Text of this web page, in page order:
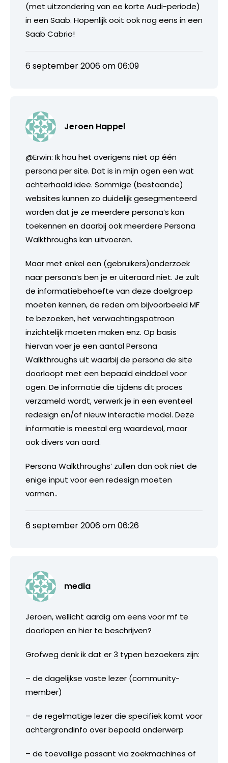
(met uitzondering van ee korte Audi-periode)
in een Saab. Hopenlijk ooit ook nog eens in een
Saab Cabrio!
6 september 2006 om 06:09
Jeroen Happel
@Erwin: Ik hou het overigens niet op één
persona per site. Dat is in mijn ogen een wat
achterhaald idee. Sommige (bestaande)
websites kunnen zo duidelijk gesegmenteerd
worden dat je ze meerdere persona’s kan
toekennen en daarbij ook meerdere Persona
Walkthroughs kan uitvoeren.
Maar met enkel een (gebruikers)onderzoek
naar persona’s ben je er uiteraard niet. Je zult
de informatiebehoefte van deze doelgroep
moeten kennen, de reden om bijvoorbeeld MF
te bezoeken, het verwachtingspatroon
inzichtelijk moeten maken enz. Op basis
hiervan voer je een aantal Persona
Walkthroughs uit waarbij de persona de site
doorloopt met een bepaald einddoel voor
ogen. De informatie die tijdens dit proces
verzameld wordt, verwerk je in een eventeel
redesign en/of nieuw interactie model. Deze
informatie is meestal erg waardevol, maar
ook divers van aard.
Persona Walkthroughs’ zullen dan ook niet de
enige input voor een redesign moeten
vormen..
6 september 2006 om 06:26
media
Jeroen, wellicht aardig om eens voor mf te
doorlopen en hier te beschrijven?
Grofweg denk ik dat er 3 typen bezoekers zijn:
– de dagelijkse vaste lezer (community-
member)
– de regelmatige lezer die specifiek komt voor
achtergrondinfo over bepaald onderwerp
– de toevallige passant via zoekmachines of